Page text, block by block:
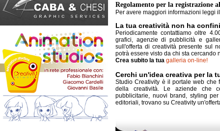
Regolamento per la registrazione
Per avere maggiori informazioni leggi
La tua creatività non ha confini
Periodicamente contattiamo oltre
grafici, agenzie di pubblicità e
sull'offerta di creatività presente sul
potrà essere visto da chi sta cercando
Crea subito la tua galleria on-line!
Cerchi un'idea creativa per la
Studio Creativity è il portale web che
della creatività. Le aziende che
pubblicitarie, nuovi brand, styling
editoriali, trovano su Creativity